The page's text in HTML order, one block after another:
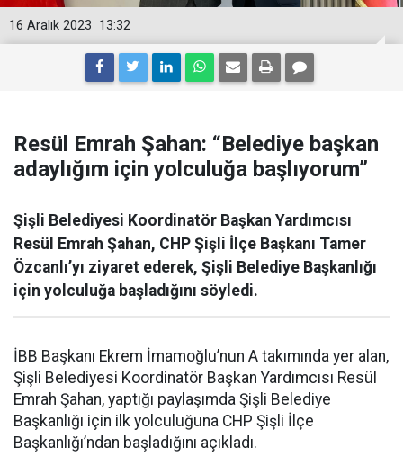
13:32
16 Aralık 2023
Resül Emrah Şahan: “Belediye başkan
adaylığım için yolculuğa başlıyorum”
Şişli Belediyesi Koordinatör Başkan Yardımcısı
Resül Emrah Şahan, CHP Şişli İlçe Başkanı Tamer
Özcanlı’yı ziyaret ederek, Şişli Belediye Başkanlığı
için yolculuğa başladığını söyledi.
İBB Başkanı Ekrem İmamoğlu’nun A takımında yer alan,
Şişli Belediyesi Koordinatör Başkan Yardımcısı Resül
Emrah Şahan, yaptığı paylaşımda Şişli Belediye
Başkanlığı için ilk yolculuğuna CHP Şişli İlçe
Başkanlığı’ndan başladığını açıkladı.